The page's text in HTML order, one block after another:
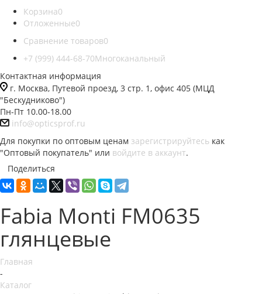
Корзина0
Отложенные0
Сравнение товаров0
+7 (999) 444-68-70Многоканальный
Контактная информация
г. Москва, Путевой проезд, 3 стр. 1, офис 405 (МЦД
"Бескудниково")
Пн-Пт 10.00-18.00
info@opticsprof.ru
Для покупки по оптовым ценам зарегистрируйтесь как
"Оптовый покупатель" или войдите в аккаунт.
Поделиться
Fabia Monti FM0635
глянцевые
Главная
-
Каталог